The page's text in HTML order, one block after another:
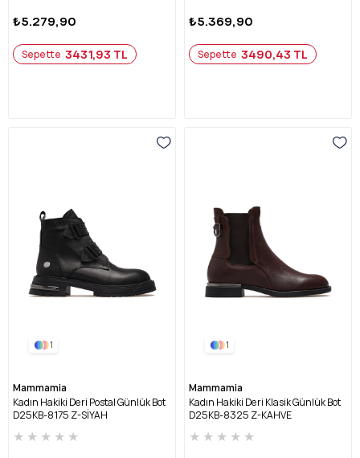
₺5.279,90
Sepette 3431,93 TL
₺5.369,90
Sepette 3490,43 TL
1
Mammamia
Kadın Hakiki Deri Postal Günlük Bot
D25KB-8175 Z-SİYAH
★ ★ ★ ★ ★
1
Mammamia
Kadın Hakiki Deri Klasik Günlük Bot
D25KB-8325 Z-KAHVE
★ ★ ★ ★ ★